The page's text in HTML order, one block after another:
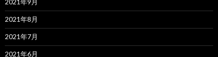
2021年9月
2021年8月
2021年7月
2021年6月